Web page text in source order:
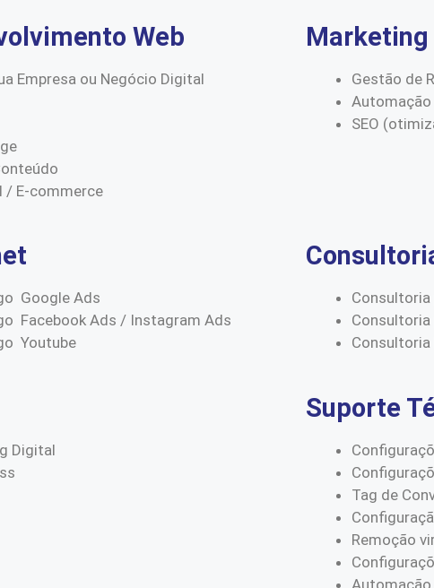
Web
Empresa ou Negócio Digital
/ E-commerce
Gestão de
Automação
SEO
Google Ads
Facebook Ads / Instagram Ads
Youtube
Consultoria
Consultoria
Digital
Suporte
Tag de
Remoção
Automação